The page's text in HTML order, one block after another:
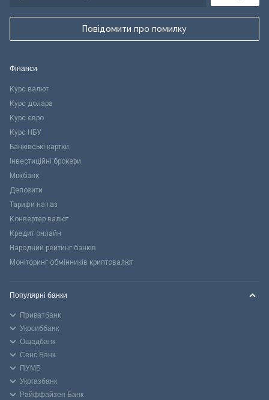
Повідомити про помилку
Фінанси
Курс валют
Курс долара
Курс євро
Курс НБУ
Банківські картки
Інвестиційні брокери
Міжбанк
Депозити
Тарифи на газ
Конвертер валют
Кредит онлайн
Народний рейтинг банків
Моніторинг обмінників криптовалют
Популярні банки
Приватбанк
Укрсиббанк
Ощадбанк
Сенс Банк
ПУМБ
Укргазбанк
Райффайзен Банк